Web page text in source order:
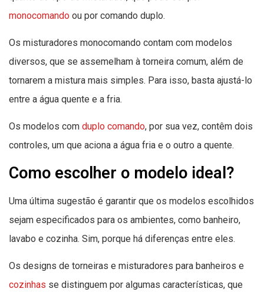
monocomando ou por comando duplo.
Os misturadores monocomando contam com modelos
diversos, que se assemelham à torneira comum, além de
tornarem a mistura mais simples. Para isso, basta ajustá-lo
entre a água quente e a fria.
Os modelos com duplo comando, por sua vez, contêm dois
controles, um que aciona a água fria e o outro a quente.
Como escolher o modelo ideal?
Uma última sugestão é garantir que os modelos escolhidos
sejam especificados para os ambientes, como banheiro,
lavabo e cozinha. Sim, porque há diferenças entre eles.
Os designs de torneiras e misturadores para banheiros e
cozinhas se distinguem por algumas características, que